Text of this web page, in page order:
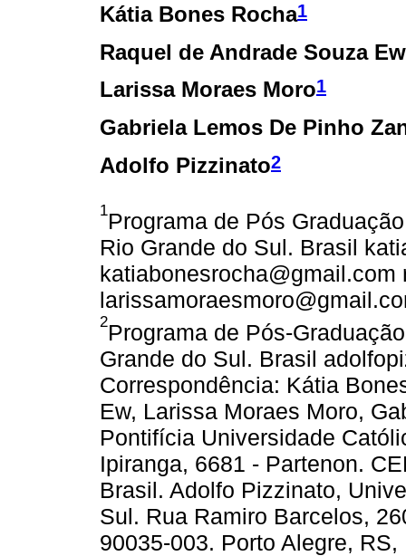
Kátia Bones Rocha1
Raquel de Andrade Souza Ew
Larissa Moraes Moro1
Gabriela Lemos De Pinho
Adolfo Pizzinato2
1Programa de Pós
Rio Grande do Sul. Brasil
2Programa de Pós-
Grande do Sul. Brasil
Correspondência: Kátia
Ew, Larissa Moraes Moro,
Pontifícia Universidade
Ipiranga, 6681 - Partenon.
Brasil. Adolfo Pizzinato,
Sul. Rua Ramiro Barcelos,
90035-003. Porto Alegre, RS,